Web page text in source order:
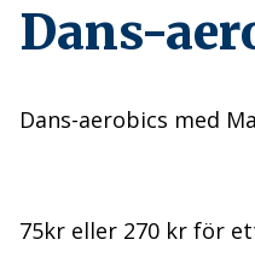
Dans-
Dans-aerobics med
75kr eller 270 kr för